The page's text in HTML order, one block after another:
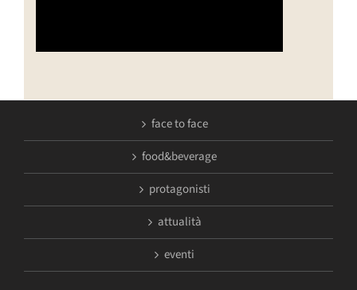
face to face
food&beverage
protagonisti
attualità
eventi